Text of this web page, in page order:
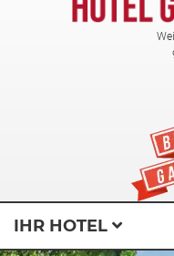
IHR HOTEL